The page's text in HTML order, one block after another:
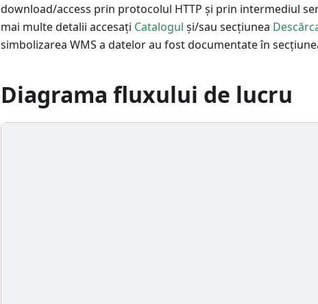
download/access prin protocolul HTTP și prin intermediul
mai multe detalii accesați Catalogul și/sau secțiunea
simbolizarea WMS a datelor au fost documentate în
Diagrama fluxului de lucru